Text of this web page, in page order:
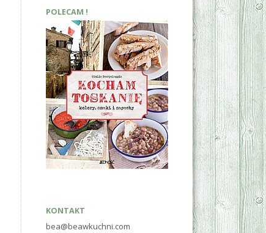
POLECAM !
KONTAKT
bea@beawkuchni.com